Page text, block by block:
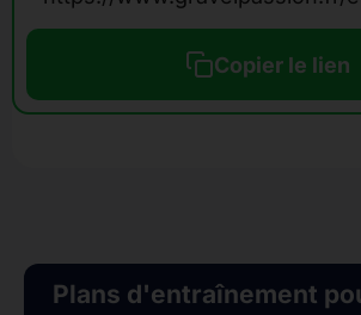
Copier le lien
Plans d'entraînement